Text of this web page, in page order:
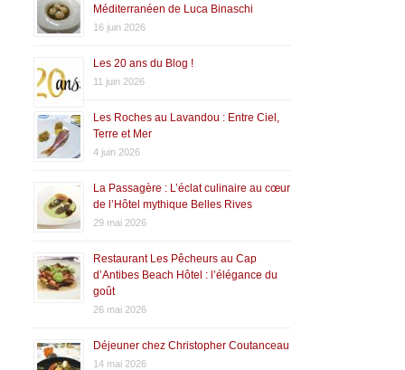
Méditerranéen de Luca Binaschi
16 juin 2026
Les 20 ans du Blog !
11 juin 2026
Les Roches au Lavandou : Entre Ciel,
Terre et Mer
4 juin 2026
La Passagère : L’éclat culinaire au cœur
de l’Hôtel mythique Belles Rives
29 mai 2026
Restaurant Les Pêcheurs au Cap
d’Antibes Beach Hôtel : l’élégance du
goût
26 mai 2026
Déjeuner chez Christopher Coutanceau
14 mai 2026